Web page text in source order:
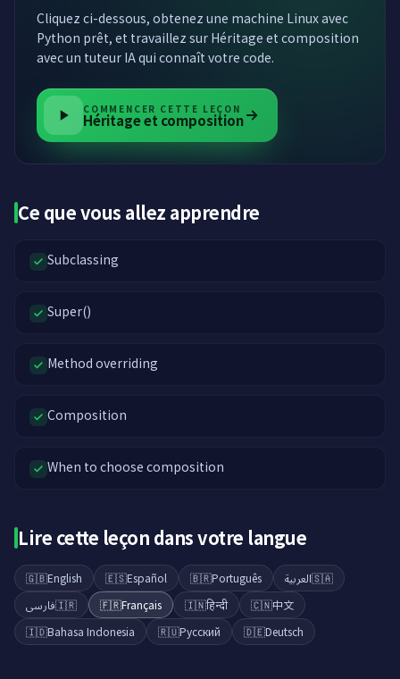
Cliquez ci-dessous, obtenez une machine Linux avec
Python prêt, et travaillez sur Héritage et composition
avec un tuteur IA qui connaît votre code.
COMMENCER CETTE LEÇON
Héritage et composition
Ce que vous allez apprendre
Subclassing
Super()
Method overriding
Composition
When to choose composition
Lire cette leçon dans votre langue
🇬🇧English 🇪🇸Español 🇧🇷Português 🇸🇦العربية
🇮🇷فارسی 🇫🇷Français 🇮🇳हिन्दी 🇨🇳中文
🇮🇩Bahasa Indonesia 🇷🇺Русский 🇩🇪Deutsch